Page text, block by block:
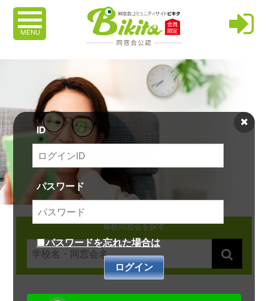
MENU
ID
パスワード
■パスワードを忘れた場合は
母校同窓会を探す